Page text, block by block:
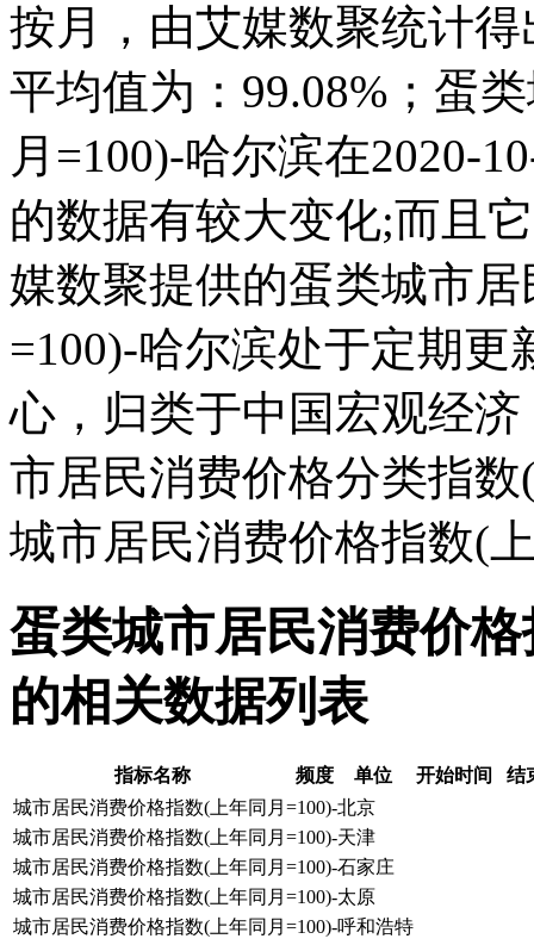
按月，由艾媒数聚统计得
平均值为：99.08%；蛋
月=100)-哈尔滨在2020-
的数据有较大变化;而且
媒数聚提供的蛋类城市
=100)-哈尔滨处于定期
心，归类于中国宏观经
市居民消费价格分类指
城市居民消费价格指数(
蛋类城市居民消费价
的相关数据列表
指标名称 频度 单位 开始时间
结
城市居民消费价格指数(上年同月=100)-北京
城市居民消费价格指数(上年同月=100)-天津
城市居民消费价格指数(上年同月=100)-石家庄
城市居民消费价格指数(上年同月=100)-太原
城市居民消费价格指数(上年同月=100)-呼和浩特